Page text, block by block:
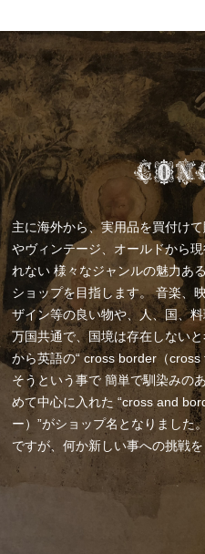
主に海外から、実用品を買付けて
やヴィンテージ、オールドから
れない 様々なジャンルの魅力あ
ショップを目指します。音楽、
ザイン等の良い物や、人、国、
万国共通で、国境は存在しないと
から英語の“ cross border（cross
そうという事で簡単で馴染みの
めて中心に入れた “cross and
ー）”がショップ名となりました
ですが、何か新しい事への挑戦を